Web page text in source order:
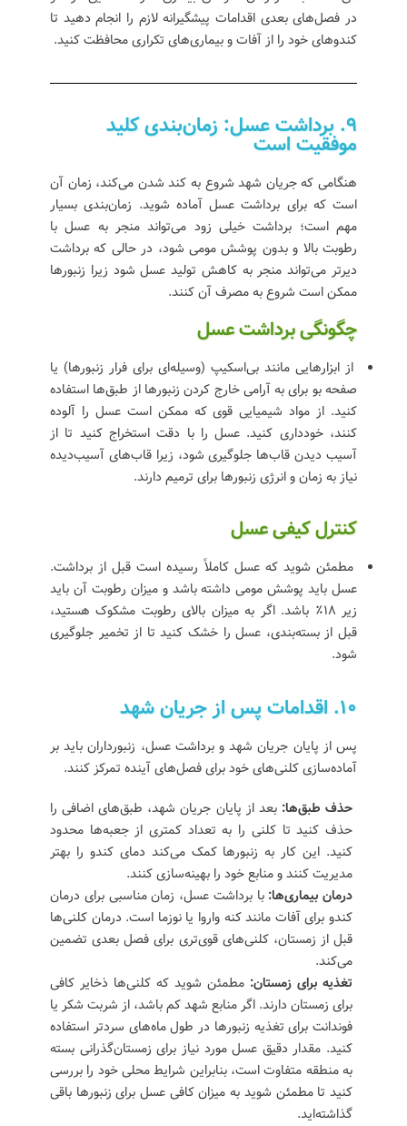
در فصل‌های بعدی اقدامات پیشگیرانه لازم را انجام دهید تا
کندوهای خود را از آفات و بیماری‌های تکراری محافظت کنید.
9. برداشت عسل: زمان‌بندی کلید
موفقیت است
هنگامی که جریان شهد شروع به کند شدن می‌کند، زمان آن
است که برای برداشت عسل آماده شوید. زمان‌بندی بسیار
مهم است؛ برداشت خیلی زود می‌تواند منجر به عسل با
رطوبت بالا و بدون پوشش مومی شود، در حالی که برداشت
دیرتر می‌تواند منجر به کاهش تولید عسل شود زیرا زنبورها
ممکن است شروع به مصرف آن کنند.
چگونگی برداشت عسل
از ابزارهایی مانند بی‌اسکیپ (وسیله‌ای برای فرار زنبورها) یا
صفحه بو برای به آرامی خارج کردن زنبورها از طبق‌ها استفاده
کنید. از مواد شیمیایی قوی که ممکن است عسل را آلوده
کنند، خودداری کنید. عسل را با دقت استخراج کنید تا از
آسیب دیدن قاب‌ها جلوگیری شود، زیرا قاب‌های آسیب‌دیده
نیاز به زمان و انرژی زنبورها برای ترمیم دارند.
کنترل کیفی عسل
مطمئن شوید که عسل کاملاً رسیده است قبل از برداشت.
عسل باید پوشش مومی داشته باشد و میزان رطوبت آن باید
زیر ۱۸٪ باشد. اگر به میزان بالای رطوبت مشکوک هستید،
قبل از بسته‌بندی، عسل را خشک کنید تا از تخمیر جلوگیری
شود.
10. اقدامات پس از جریان شهد
پس از پایان جریان شهد و برداشت عسل، زنبورداران باید بر
آماده‌سازی کلنی‌های خود برای فصل‌های آینده تمرکز کنند.
حذف طبق‌ها: بعد از پایان جریان شهد، طبق‌های اضافی را
حذف کنید تا کلنی را به تعداد کمتری از جعبه‌ها محدود
کنید. این کار به زنبورها کمک می‌کند دمای کندو را بهتر
مدیریت کنند و منابع خود را بهینه‌سازی کنند.
درمان بیماری‌ها: با برداشت عسل، زمان مناسبی برای درمان
کندو برای آفات مانند کنه واروا یا نوزما است. درمان کلنی‌ها
قبل از زمستان، کلنی‌های قوی‌تری برای فصل بعدی تضمین
می‌کند.
تغذیه برای زمستان: مطمئن شوید که کلنی‌ها ذخایر کافی
برای زمستان دارند. اگر منابع شهد کم باشد، از شربت شکر یا
فوندانت برای تغذیه زنبورها در طول ماه‌های سردتر استفاده
کنید. مقدار دقیق عسل مورد نیاز برای زمستان‌گذرانی بسته
به منطقه متفاوت است، بنابراین شرایط محلی خود را بررسی
کنید تا مطمئن شوید به میزان کافی عسل برای زنبورها باقی
گذاشته‌اید.